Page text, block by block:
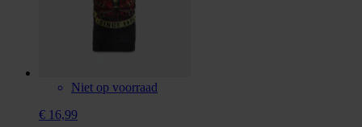
Niet op voorraad
€ 16,99